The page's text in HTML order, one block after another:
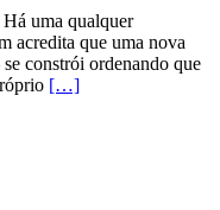
uma qualquer
acredita que uma nova
constrói ordenando que
[…]